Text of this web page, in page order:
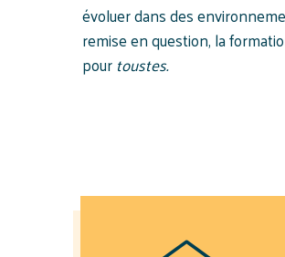
évoluer dans des
remise en question, la
pour toustes.